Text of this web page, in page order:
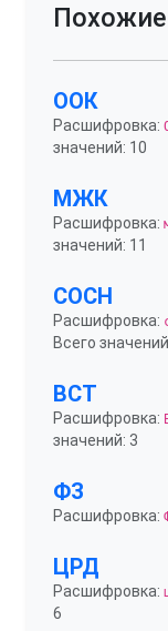
Похожие
ООК
Расшифровка:
значений: 10
МЖК
Расшифровка:
значений: 11
СОСН
Расшифровка:
Всего
ВСТ
Расшифровка:
значений: 3
ФЗ
Расшифровка:
ЦРД
Расшифровка:
6